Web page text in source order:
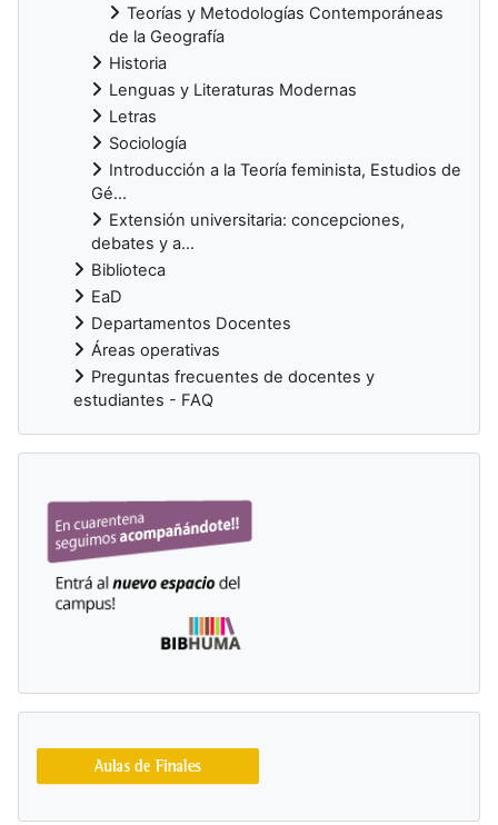
Teorías y Metodologías Contemporáneas
de la Geografía
Historia
Lenguas y Literaturas Modernas
Letras
Sociología
Introducción a la Teoría feminista, Estudios de
Gé...
Extensión universitaria: concepciones,
debates y a...
Biblioteca
EaD
Departamentos Docentes
Áreas operativas
Preguntas frecuentes de docentes y
estudiantes - FAQ